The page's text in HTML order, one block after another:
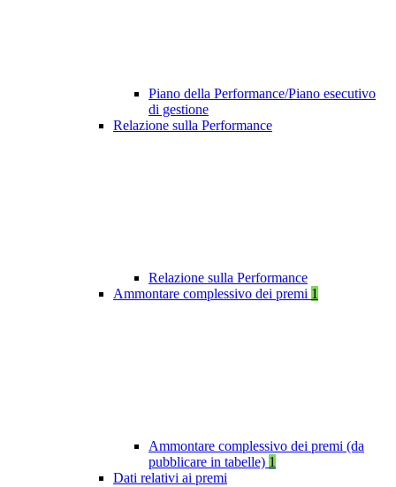
Piano della Performance/Piano esecutivo
di gestione
Relazione sulla Performance
Relazione sulla Performance
Ammontare complessivo dei premi 1
Ammontare complessivo dei premi (da
pubblicare in tabelle) 1
Dati relativi ai premi